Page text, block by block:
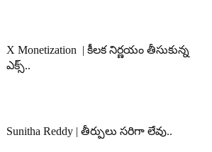
X Monetization | కీలక నిర్ణయం తీసుకున్న
ఎక్స్..
Sunitha Reddy | తీర్పులు సరిగా లేవు..